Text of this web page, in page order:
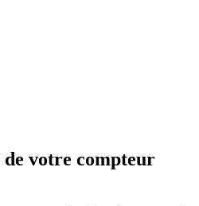
de votre compteur